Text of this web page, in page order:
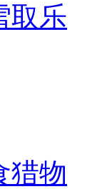
取乐
猎物